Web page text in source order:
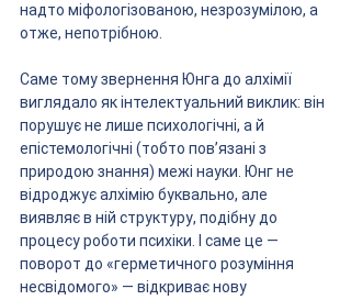
надто міфологізованою, незрозумілою, а
отже, непотрібною.
Саме тому звернення Юнга до алхімії
виглядало як інтелектуальний виклик: він
порушує не лише психологічні, а й
епістемологічні (тобто пов’язані з
природою знання) межі науки. Юнг не
відроджує алхімію буквально, але
виявляє в ній структуру, подібну до
процесу роботи психіки. І саме це —
поворот до «герметичного розуміння
несвідомого» — відкриває нову